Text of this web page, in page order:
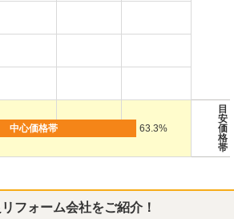
63.3%
目
安
価
格
帯
フォーム会社をご紹介！